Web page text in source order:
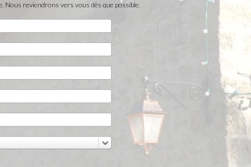
Nous reviendrons vers vous dès que possible.